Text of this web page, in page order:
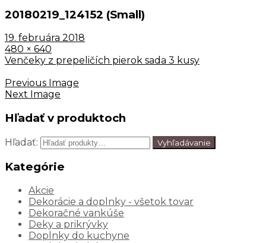
20180219_124152 (Small)
19. februára 2018
480 × 640
Venčeky z prepeličích pierok sada 3 kusy
Previous Image
Next Image
Hľadať v produktoch
Hľadať: Vyhľadávanie
Kategórie
Akcie
Dekorácie a doplnky - všetok tovar
Dekoračné vankúše
Deky a prikrývky
Doplnky do kuchyne